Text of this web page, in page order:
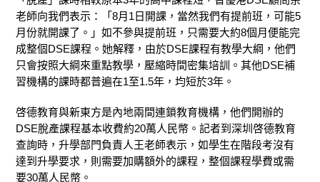
老師向我們表示：「8月1日開課，當然我們有提前班，可能5
月份就開課了。」如不參與提前班，只需要大約8個月便能完
成整個DSE課程。她解釋，由於DSE課程有教學大綱，他們
只會按照大綱來重點教學，壓縮時間密集培訓。其他DSE補
習機構的課時都普遍在1至1.5年，均短於3年。
啓德教育與新東方是內地兩間連鎖教育機構，他們開辦的
DSE脫產課程基本收費約20萬人民幣。記者到深圳啓德教育
查詢時，升學部門負責人王老師表示，如學生在階段考沒有
達到升學要求，則需要加購額外的課程，整個課程學費或需
要30萬人民幣。